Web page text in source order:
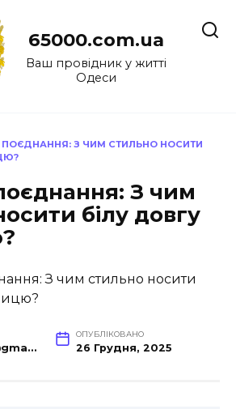
65000.com.ua
Ваш провідник у житті
Одеси
ПОЄДНАННЯ: З ЧИМ СТИЛЬНО НОСИТИ
З чим
білу довгу
webseoupukr@gmail.com
ОПУБЛІКОВАНО
26 Грудня, 2025